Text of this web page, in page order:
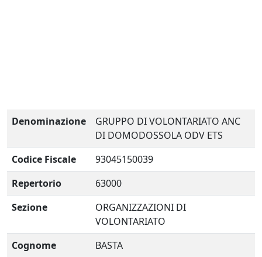
Denominazione
GRUPPO DI VOLONTARIATO ANC
DI DOMODOSSOLA ODV ETS
Codice Fiscale
93045150039
Repertorio
63000
Sezione
ORGANIZZAZIONI DI
VOLONTARIATO
Cognome
BASTA